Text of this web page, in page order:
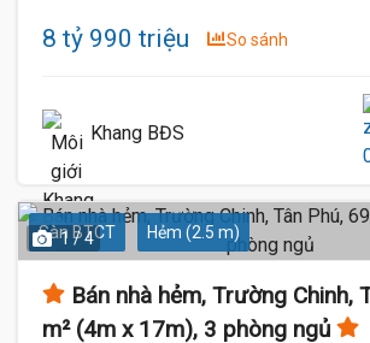
8 tỷ 990 triệu So sánh
Khang BĐS
Sàn BTCT Hẻm (2.5 m)
1 / 4
Bán nhà hẻm, Trường Chinh,
m² (4m x 17m), 3 phòng ngủ